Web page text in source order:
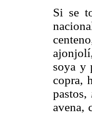
Si se
soya y
copra,
pastos,
avena,